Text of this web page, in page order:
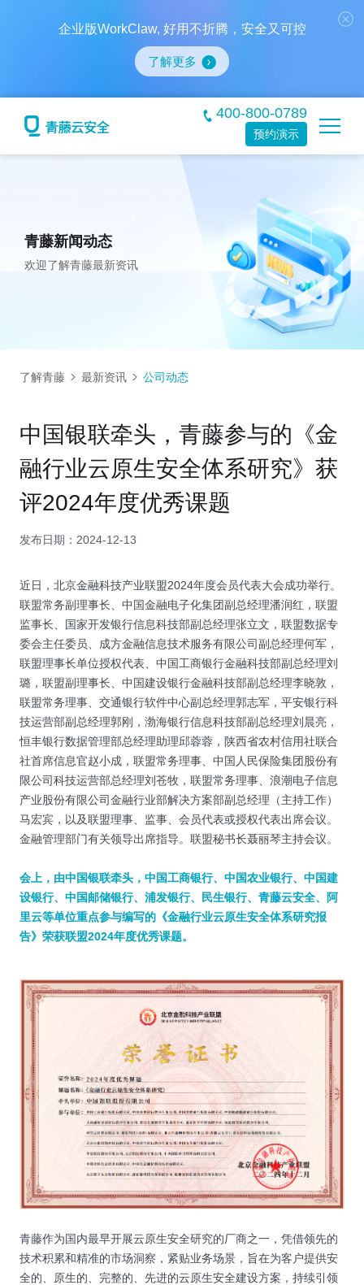
企业版WorkClaw, 好用不折腾，安全又可控
了解更多
400-800-0789
预约演示
青藤新闻动态
欢迎了解青藤最新资讯
了解青藤 最新资讯 公司动态
中国银联牵头，青藤参与的《金
融行业云原生安全体系研究》获
评2024年度优秀课题
发布日期：2024-12-13
近日，北京金融科技产业联盟2024年度会员代表大会成功举行。
联盟常务副理事长、中国金融电子化集团副总经理潘润红，联盟
监事长、国家开发银行信息科技部副总经理张立文，联盟数据专
委会主任委员、成方金融信息技术服务有限公司副总经理何军，
联盟理事长单位授权代表、中国工商银行金融科技部副总经理刘
璐，联盟副理事长、中国建设银行金融科技部副总经理李晓敦，
联盟常务理事、交通银行软件中心副总经理郭志军，平安银行科
技运营部副总经理郭刚，渤海银行信息科技部副总经理刘晨亮，
恒丰银行数据管理部总经理助理邱蓉蓉，陕西省农村信用社联合
社首席信息官赵小成，联盟常务理事、中国人民保险集团股份有
限公司科技运营部总经理刘苍牧，联盟常务理事、浪潮电子信息
产业股份有限公司金融行业部解决方案部副总经理（主持工作）
马宏宾，以及联盟理事、监事、会员代表或授权代表出席会议。
金融管理部门有关领导出席指导。联盟秘书长聂丽琴主持会议。
会上，由中国银联牵头，中国工商银行、中国农业银行、中国建
设银行、中国邮储银行、浦发银行、民生银行、青藤云安全、阿
里云等单位重点参与编写的《金融行业云原生安全体系研究报
告》荣获联盟2024年度优秀课题。
青藤作为国内最早开展云原生安全研究的厂商之一，凭借领先的
技术积累和精准的市场洞察，紧贴业务场景，旨在为客户提供安
全的、原生的、完整的、先进的云原生安全建设方案，持续引领